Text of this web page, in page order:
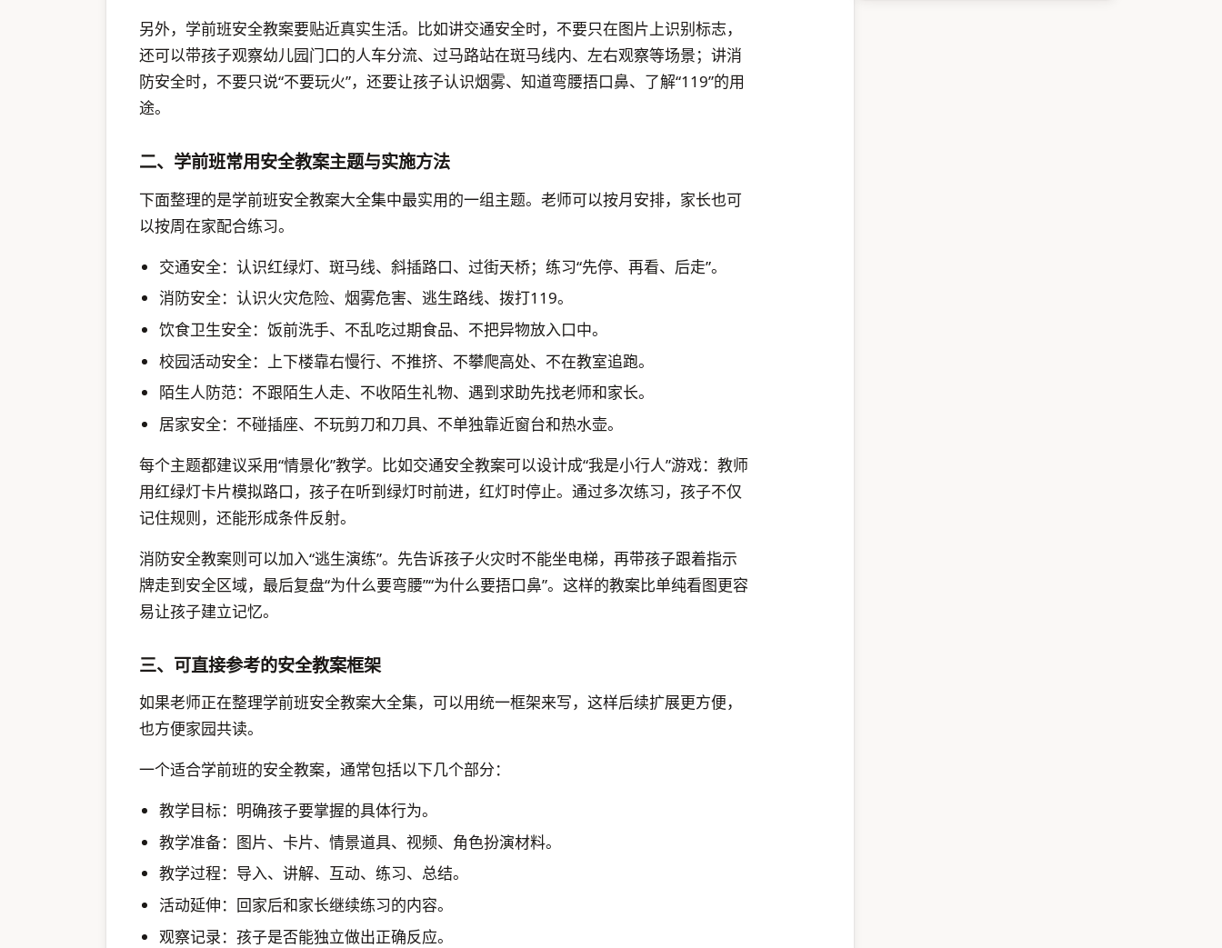
另外，学前班安全教案要贴近真实生活。比如讲交通安全时，不要只在图片上识别标志，
还可以带孩子观察幼儿园门口的人车分流、过马路站在斑马线内、左右观察等场景；讲消
防安全时，不要只说“不要玩火”，还要让孩子认识烟雾、知道弯腰捂口鼻、了解“119”的用
途。
二、学前班常用安全教案主题与实施方法
下面整理的是学前班安全教案大全集中最实用的一组主题。老师可以按月安排，家长也可
以按周在家配合练习。
交通安全：认识红绿灯、斑马线、斜插路口、过街天桥；练习“先停、再看、后走”。
消防安全：认识火灾危险、烟雾危害、逃生路线、拨打119。
饮食卫生安全：饭前洗手、不乱吃过期食品、不把异物放入口中。
校园活动安全：上下楼靠右慢行、不推挤、不攀爬高处、不在教室追跑。
陌生人防范：不跟陌生人走、不收陌生礼物、遇到求助先找老师和家长。
居家安全：不碰插座、不玩剪刀和刀具、不单独靠近窗台和热水壶。
每个主题都建议采用“情景化”教学。比如交通安全教案可以设计成“我是小行人”游戏：教师
用红绿灯卡片模拟路口，孩子在听到绿灯时前进，红灯时停止。通过多次练习，孩子不仅
记住规则，还能形成条件反射。
消防安全教案则可以加入“逃生演练”。先告诉孩子火灾时不能坐电梯，再带孩子跟着指示
牌走到安全区域，最后复盘“为什么要弯腰”“为什么要捂口鼻”。这样的教案比单纯看图更容
易让孩子建立记忆。
三、可直接参考的安全教案框架
如果老师正在整理学前班安全教案大全集，可以用统一框架来写，这样后续扩展更方便，
也方便家园共读。
一个适合学前班的安全教案，通常包括以下几个部分：
教学目标：明确孩子要掌握的具体行为。
教学准备：图片、卡片、情景道具、视频、角色扮演材料。
教学过程：导入、讲解、互动、练习、总结。
活动延伸：回家后和家长继续练习的内容。
观察记录：孩子是否能独立做出正确反应。